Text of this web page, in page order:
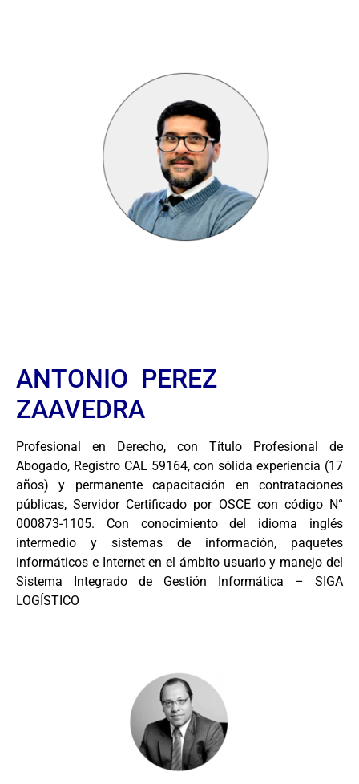
ANTONIO PEREZ
ZAAVEDRA
Profesional en Derecho, con Título Profesional de
Abogado, Registro CAL 59164, con sólida experiencia (17
años) y permanente capacitación en contrataciones
públicas, Servidor Certificado por OSCE con código N°
000873-1105. Con conocimiento del idioma inglés
intermedio y sistemas de información, paquetes
informáticos e Internet en el ámbito usuario y manejo del
Sistema Integrado de Gestión Informática – SIGA
LOGÍSTICO